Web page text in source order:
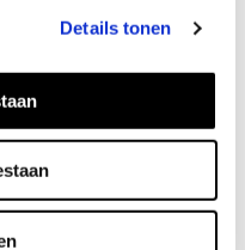
Details tonen